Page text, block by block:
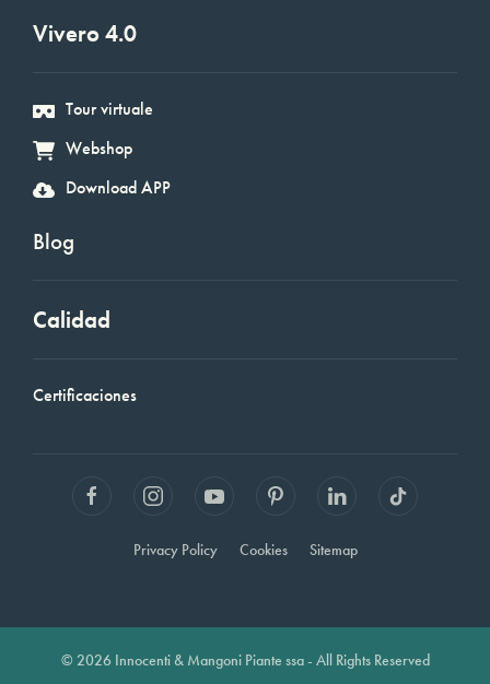
Vivero 4.0
Tour virtuale
Webshop
Download APP
Blog
Calidad
Certificaciones
Privacy Policy Cookies Sitemap
© 2026 Innocenti & Mangoni Piante ssa - All Rights Reserved